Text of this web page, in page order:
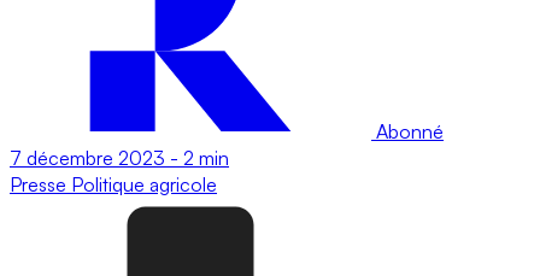
Abonné
7 décembre 2023 - 2 min
Presse Politique agricole